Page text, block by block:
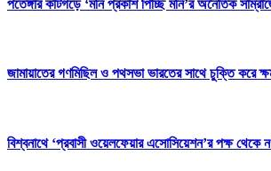
পতেঙ্গার কাটগড়ে ‘মনি প্রকাশ পিচ্ছি মনি’র অনৈতিক
জামায়াতের গণমিছিল ও পথসভা ভারতের সাথে চুক্তি করে
বিশ্বনাথে ‘প্রবাসী ওয়েলফেয়ার এসোসিয়েশন’র পক্ষ থেকে